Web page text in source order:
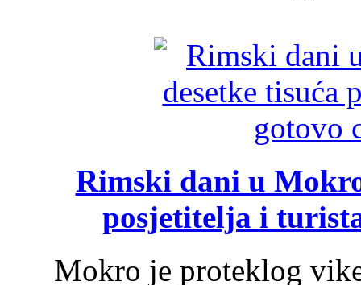
Rimski dani u
posjetitelja i
Mokro je proteklog